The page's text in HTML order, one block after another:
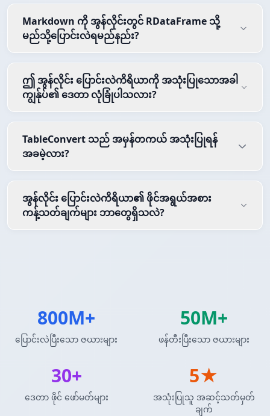
Markdown ကို အွန်လိုင်းတွင် RDataFrame သို့
မည်သို့ပြောင်းလဲရမည်နည်း?
ဤ အွန်လိုင်း ပြောင်းလဲကိရိယာကို အသုံးပြုသောအခါ
ကျွန်ုပ်၏ ဒေတာ လုံခြုံပါသလား?
TableConvert သည် အမှန်တကယ် အသုံးပြုရန်
အခမဲ့လား?
အွန်လိုင်း ပြောင်းလဲကိရိယာ၏ ဖိုင်အရွယ်အစား
ကန့်သတ်ချက်များ ဘာတွေရှိသလဲ?
800M+
ပြောင်းလဲပြီးသော ဇယားများ
50M+
ဖန်တီးပြီးသော ဇယားများ
30+
ဒေတာ ဖိုင် ဖော်မတ်များ
5★
အသုံးပြုသူ အဆင့်သတ်မှတ်
ချက်